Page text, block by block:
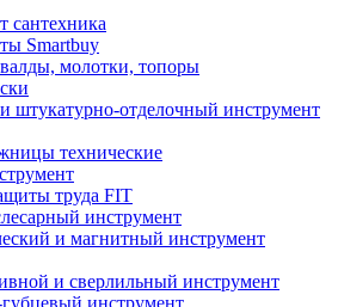
сантехника
Smartbuy
молотки, топоры
штукатурно-отделочный инструмент
технические
труда FIT
инструмент
и магнитный инструмент
и сверлильный инструмент